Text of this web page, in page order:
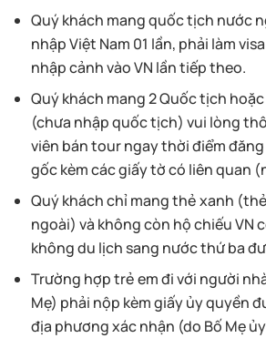
Quý khách mang quốc tịch nước
nhập Việt Nam 01 lần, phải làm
nhập cảnh vào VN lần tiếp theo.
Quý khách mang 2 Quốc tịch
(chưa nhập quốc tịch) vui lòng
viên bán tour ngay thời điểm
gốc kèm các giấy tờ có liên quan
Quý khách chỉ mang thẻ xanh
ngoài) và không còn hộ chiếu VN
không du lịch sang nước thứ ba
Trường hợp trẻ em đi với người
Mẹ) phải nộp kèm giấy ủy quyền
địa phương xác nhận (do Bố Mẹ